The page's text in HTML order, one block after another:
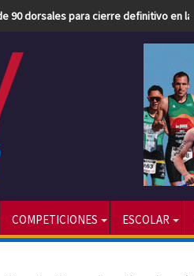
90 dorsales para cierre definitivo en
COMPETICIONES ESCOLAR